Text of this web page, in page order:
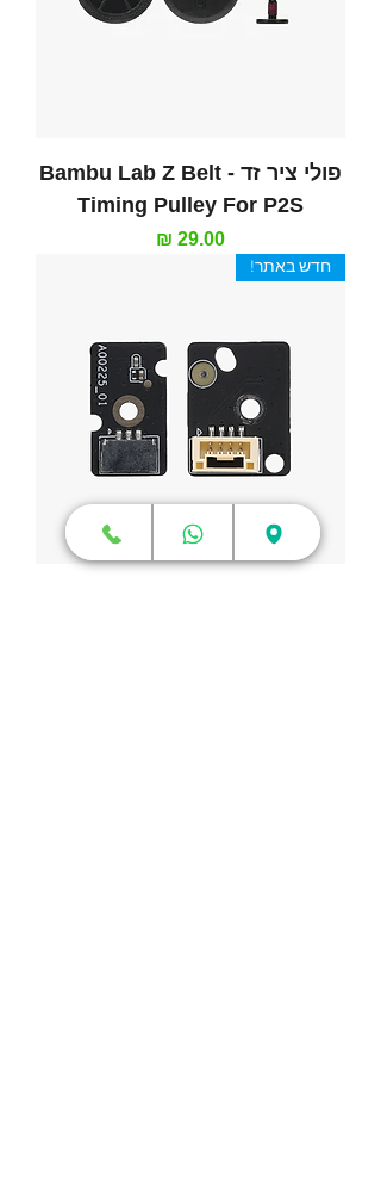
פולי ציר זד - Bambu Lab Z Belt
Timing Pulley For P2S
מחיר
חדש באתר!